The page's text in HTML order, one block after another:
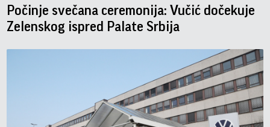
Počinje svečana ceremonija: Vučić dočekuje
Zelenskog ispred Palate Srbija